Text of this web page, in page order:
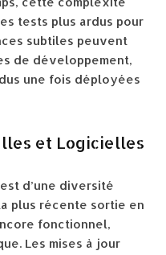
tests plus ardus pour
subtiles peuvent
de développement,
une fois déployées
et Logicielles
d’une diversité
plus récente sortie en
fonctionnel,
Les mises à jour